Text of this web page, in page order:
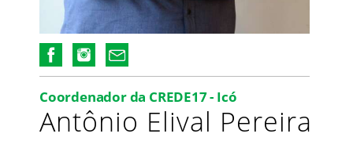
Coordenador da CREDE17 - Icó
Antônio Elival Pereira